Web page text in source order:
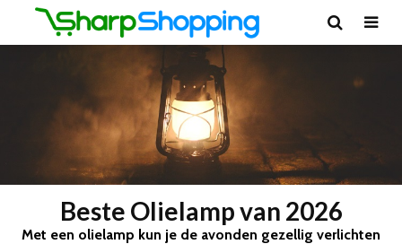
Beste Olielamp van 2026
Met een olielamp kun je de avonden gezellig verlichten